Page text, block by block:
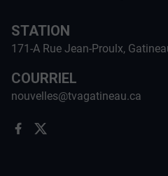
STATION
171-A Rue Jean-Proulx,
COURRIEL
nouvelles@tvagatineau.ca